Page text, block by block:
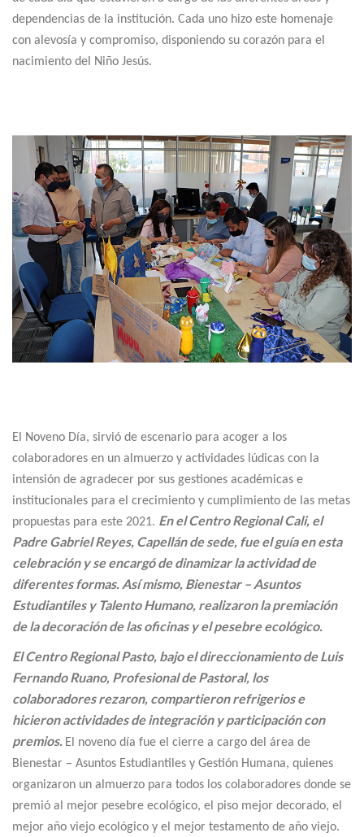
dependencias de la institución. Cada uno hizo este homenaje
con alevosía y compromiso, disponiendo su corazón para el
nacimiento del Niño Jesús.
El Noveno Día, sirvió de escenario para acoger a los
colaboradores en un almuerzo y actividades lúdicas con la
intensión de agradecer por sus gestiones académicas e
institucionales para el crecimiento y cumplimiento de las metas
propuestas para este 2021. En el Centro Regional Cali, el
Padre Gabriel Reyes, Capellán de sede, fue el guía en esta
celebración y se encargó de dinamizar la actividad de
diferentes formas. Así mismo, Bienestar – Asuntos
Estudiantiles y Talento Humano, realizaron la premiación
de la decoración de las oficinas y el pesebre ecológico.
El Centro Regional Pasto, bajo el direccionamiento de Luis
Fernando Ruano, Profesional de Pastoral, los
colaboradores rezaron, compartieron refrigerios e
hicieron actividades de integración y participación con
premios. El noveno día fue el cierre a cargo del área de
Bienestar – Asuntos Estudiantiles y Gestión Humana, quienes
organizaron un almuerzo para todos los colaboradores donde se
premió al mejor pesebre ecológico, el piso mejor decorado, el
mejor año viejo ecológico y el mejor testamento de año viejo.